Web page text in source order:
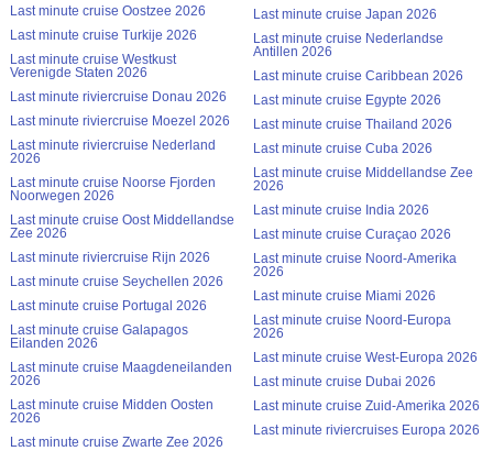
Last minute cruise Oostzee 2026
Last minute cruise Turkije 2026
Last minute cruise Westkust
Verenigde Staten 2026
Last minute riviercruise Donau 2026
Last minute riviercruise Moezel 2026
Last minute riviercruise Nederland
2026
Last minute cruise Noorse Fjorden
Noorwegen 2026
Last minute cruise Oost Middellandse
Zee 2026
Last minute riviercruise Rijn 2026
Last minute cruise Seychellen 2026
Last minute cruise Portugal 2026
Last minute cruise Galapagos
Eilanden 2026
Last minute cruise Maagdeneilanden
2026
Last minute cruise Midden Oosten
2026
Last minute cruise Zwarte Zee 2026
Last minute cruise Japan 2026
Last minute cruise Nederlandse
Antillen 2026
Last minute cruise Caribbean 2026
Last minute cruise Egypte 2026
Last minute cruise Thailand 2026
Last minute cruise Cuba 2026
Last minute cruise Middellandse Zee
2026
Last minute cruise India 2026
Last minute cruise Curaçao 2026
Last minute cruise Noord-Amerika
2026
Last minute cruise Miami 2026
Last minute cruise Noord-Europa
2026
Last minute cruise West-Europa 2026
Last minute cruise Dubai 2026
Last minute cruise Zuid-Amerika 2026
Last minute riviercruises Europa 2026